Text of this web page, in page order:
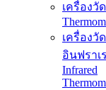
เครื่อง
เครื่อง
อินฟราเ
Infrared